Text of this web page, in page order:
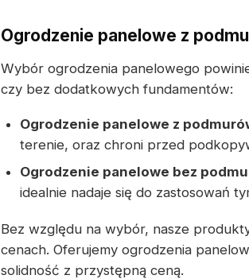
Ogrodzenie panelowe z
Wybór ogrodzenia panelowego
czy bez dodatkowych fundamentów:
Ogrodzenie panelowe z
terenie, oraz chroni przed
Ogrodzenie panelowe bez
idealnie nadaje się do zastosowań
Bez względu na wybór, nasze
cenach. Oferujemy ogrodzenia
solidność z przystępną ceną.